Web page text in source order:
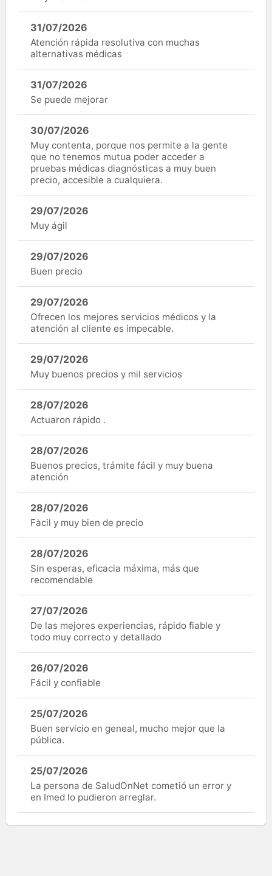
31/07/2026
Atención rápida resolutiva con muchas
alternativas médicas
31/07/2026
Se puede mejorar
30/07/2026
Muy contenta, porque nos permite a la gente
que no tenemos mutua poder acceder a
pruebas médicas diagnósticas a muy buen
precio, accesible a cualquiera.
29/07/2026
Muy ágil
29/07/2026
Buen precio
29/07/2026
Ofrecen los mejores servicios médicos y la
atención al cliente es impecable.
29/07/2026
Muy buenos precios y mil servicios
28/07/2026
Actuaron rápido .
28/07/2026
Buenos precios, trámite fácil y muy buena
atención
28/07/2026
Fàcil y muy bien de precio
28/07/2026
Sin esperas, eficacia máxima, más que
recomendable
27/07/2026
De las mejores experiencias, rápido fiable y
todo muy correcto y detallado
26/07/2026
Fácil y confiable
25/07/2026
Buen servicio en geneal, mucho mejor que la
pública.
25/07/2026
La persona de SaludOnNet cometió un error y
en Imed lo pudieron arreglar.